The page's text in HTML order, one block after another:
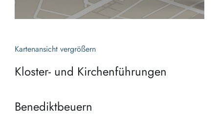
Kartenansicht vergrößern
Kloster- und Kirchenführungen
Benediktbeuern